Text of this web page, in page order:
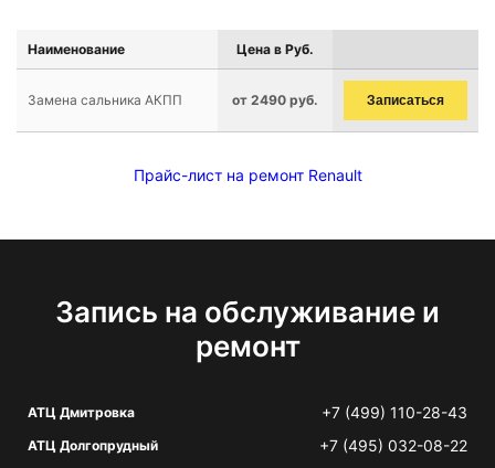
Наименование Цена в Руб.
Замена сальника АКПП от 2490 руб. Записаться
Прайс-лист на ремонт Renault
Запись на обслуживание и
ремонт
АТЦ Дмитровка +7 (499) 110-28-43
АТЦ Долгопрудный +7 (495) 032-08-22